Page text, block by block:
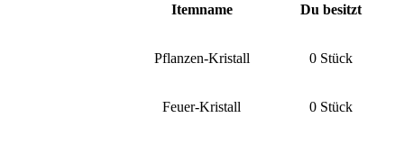
Itemname Du besitzt
Pflanzen-Kristall 0 Stück
Feuer-Kristall 0 Stück